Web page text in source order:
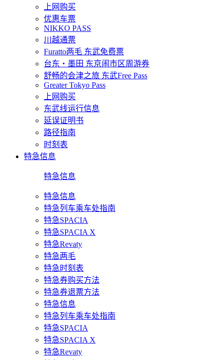
上网购买
优惠车票
NIKKO PASS
川越通票
Furatto两毛 东武免费票
台东・墨田 东京闹市区周游券
舒畅的会津之旅 东武Free Pass
Greater Tokyo Pass
上网购买
东武线运行信息
延误证明书
路径指南
时刻表
特急信息
特急信息
特急信息
特急列车乘车处指南
特急SPACIA
特急SPACIA X
特急Revaty
特急两毛
特急时刻表
特急券购买方法
特急券退票方法
特急信息
特急列车乘车处指南
特急SPACIA
特急SPACIA X
特急Revaty